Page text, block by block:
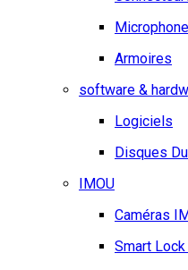
Microphone
Armoires
software &
Logiciels
Disques
IMOU
Caméras
Smart